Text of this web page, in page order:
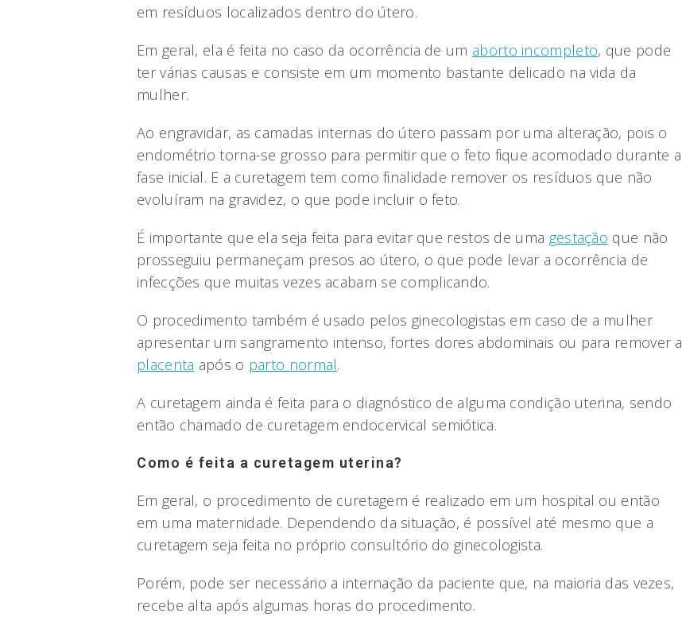
em resíduos localizados dentro do útero.
Em geral, ela é feita no caso da ocorrência de um aborto incompleto, que pode
ter várias causas e consiste em um momento bastante delicado na vida da
mulher.
Ao engravidar, as camadas internas do útero passam por uma alteração, pois o
endométrio torna-se grosso para permitir que o feto fique acomodado durante a
fase inicial. E a curetagem tem como finalidade remover os resíduos que não
evoluíram na gravidez, o que pode incluir o feto.
É importante que ela seja feita para evitar que restos de uma gestação que não
prosseguiu permaneçam presos ao útero, o que pode levar a ocorrência de
infecções que muitas vezes acabam se complicando.
O procedimento também é usado pelos ginecologistas em caso de a mulher
apresentar um sangramento intenso, fortes dores abdominais ou para remover a
placenta após o parto normal.
A curetagem ainda é feita para o diagnóstico de alguma condição uterina, sendo
então chamado de curetagem endocervical semiótica.
Como é feita a curetagem uterina?
Em geral, o procedimento de curetagem é realizado em um hospital ou então
em uma maternidade. Dependendo da situação, é possível até mesmo que a
curetagem seja feita no próprio consultório do ginecologista.
Porém, pode ser necessário a internação da paciente que, na maioria das vezes,
recebe alta após algumas horas do procedimento.